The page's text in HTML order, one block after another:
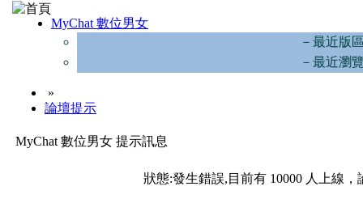
MyChat 數位男女
－最近版
－最近瀏
»
論壇提示
MyChat 數位男女 提示訊息
狀態:發生錯誤,目前有 10000 人上線